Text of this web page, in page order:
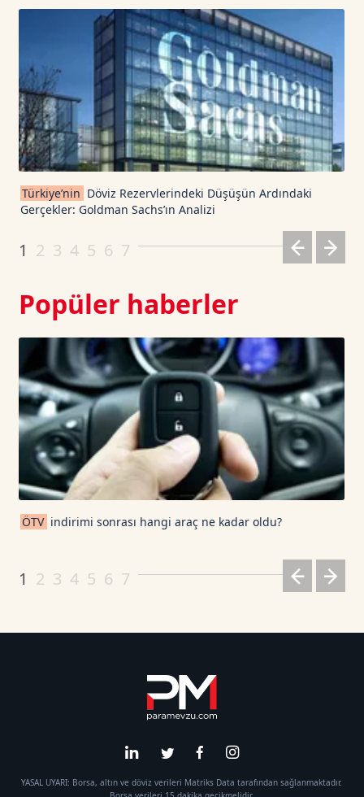
USD Coin TetherUS 1.0007
USDT 1.0003 0
TRON TetherUS 0.3269 -0.27
Cardano TetherUS 0.204 6.46
Türkiye’nin Döviz Rezervlerindeki Düşüşün Ardındaki
Gerçekler: Goldman Sachs’ın Analizi
1 2 3 4 5 6 7
Popüler haberler
ÖTV indirimi sonrası hangi araç ne kadar oldu?
1 2 3 4 5 6 7
YASAL UYARI: Borsa, altın ve döviz verileri Matriks Data tarafından sağlanmaktadır.